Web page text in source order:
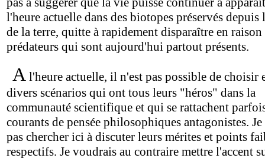
l'heure actuelle dans des biotopes préservés depuis
de la terre, quitte à rapidement disparaître en raison
prédateurs qui sont aujourd'hui partout présents.
A l'heure actuelle, il n'est pas possible de choisir
divers scénarios qui ont tous leurs "héros" dans la
communauté scientifique et qui se rattachent
courants de pensée philosophiques antagonistes.
pas chercher ici à discuter leurs mérites et points
respectifs. Je voudrais au contraire mettre l'accent